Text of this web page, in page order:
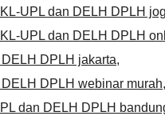
UPL dan DELH DPLH
UPL dan DELH DPLH
DPLH jakarta,
DPLH webinar murah,
dan DELH DPLH